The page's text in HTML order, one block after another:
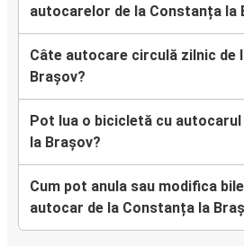
autocarelor de la Constanța la
Câte autocare circulă zilnic de
Brașov?
Pot lua o bicicletă cu
la Brașov?
Cum pot anula sau modifica
autocar de la Constanța la